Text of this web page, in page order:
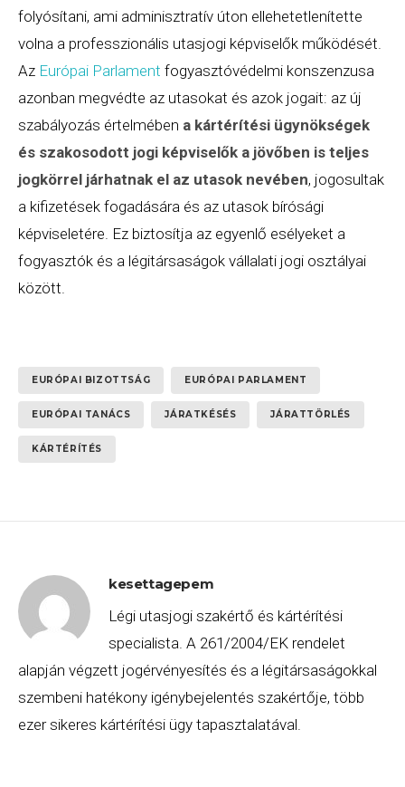
folyósítani, ami adminisztratív úton ellehetetlenítette
volna a professzionális utasjogi képviselők működését.
Az Európai Parlament fogyasztóvédelmi konszenzusa
azonban megvédte az utasokat és azok jogait: az új
szabályozás értelmében a kártérítési ügynökségek
és szakosodott jogi képviselők a jövőben is teljes
jogkörrel járhatnak el az utasok nevében, jogosultak
a kifizetések fogadására és az utasok bírósági
képviseletére. Ez biztosítja az egyenlő esélyeket a
fogyasztók és a légitársaságok vállalati jogi osztályai
között.
EURÓPAI BIZOTTSÁG EURÓPAI PARLAMENT
EURÓPAI TANÁCS JÁRATKÉSÉS JÁRATTÖRLÉS
KÁRTÉRÍTÉS
kesettagepem
Légi utasjogi szakértő és kártérítési
specialista. A 261/2004/EK rendelet
alapján végzett jogérvényesítés és a légitársaságokkal
szembeni hatékony igénybejelentés szakértője, több
ezer sikeres kártérítési ügy tapasztalatával.